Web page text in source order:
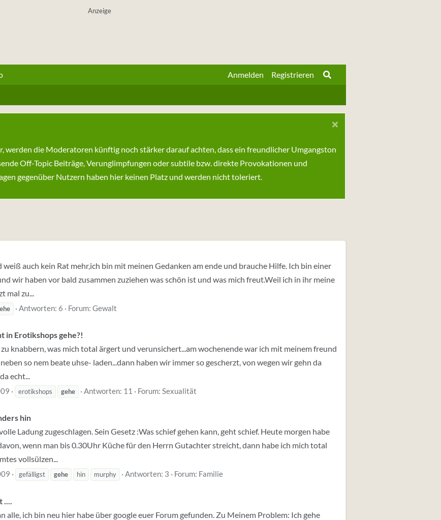
Anzeige
Anmelden Registrieren
werden die Moderatoren künftig noch stärker darauf achten, dass ein freundlicher Umgangston
Off-Topic Beiträge, Verunglimpfungen oder subtile bzw. direkte Provokationen und
gegenüber Nutzern haben hier keinen Platz und werden nicht toleriert.
auch kein Rat mehr,ich bin mit meinen Gedanken am ende und brauche Hilfe. Ich bin einer
wir haben vor bald zusammen zuziehen was schön ist und was mich freut.Weil ich in ihr meine
mal zu...
Antworten: 6 Forum: Gewalt
in Erotikshops gehe?!
knabbern, was mich total ärgert und verunsichert...am wochenende war ich mit meinem freund
so nem beate uhse- laden...dann haben wir immer so gescherzt, von wegen wir gehn da
echt...
erotikshops gehe Antworten: 11 Forum: Sexualität
hin
Ladung zugeschlagen. Sein Gesetz :Was schief gehen kann, geht schief. Heute morgen habe
wenn man bis 0.30Uhr Küche für den Herrn Gutachter streicht, dann habe ich mich total
vollsülzen...
gefälligst gehe hin murphy Antworten: 3 Forum: Familie
alle, ich bin neu hier habe über google euer Forum gefunden. Zu Meinem Problem: Ich gehe